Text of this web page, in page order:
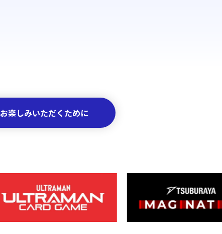
お楽しみいただくために